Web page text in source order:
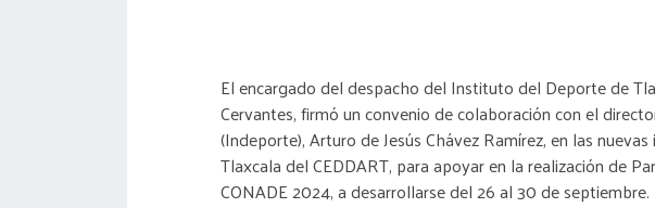
El encargado del despacho del Instituto del Deporte de
Cervantes, firmó un convenio de colaboración con el
(Indeporte), Arturo de Jesús Chávez Ramírez, en las
Tlaxcala del CEDDART, para apoyar en la realización de
CONADE 2024, a desarrollarse del 26 al 30 de septiembre.